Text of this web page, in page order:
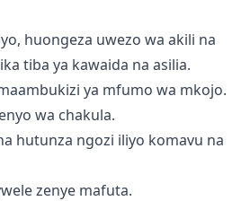
huongeza uwezo wa akili na
tiba ya kawaida na asilia.
ya mfumo wa mkojo.
wa chakula.
hutunza ngozi iliyo komavu na
zenye mafuta.